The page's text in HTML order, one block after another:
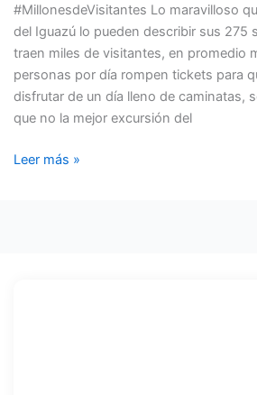
#MillonesdeVisitantes Lo maravilloso
del Iguazú lo pueden describir sus 275
traen miles de visitantes, en promedio
personas por día rompen tickets para
disfrutar de un día lleno de caminatas,
que no la mejor excursión del
YA
INGRESARON
A
CATARATAS
Leer más »